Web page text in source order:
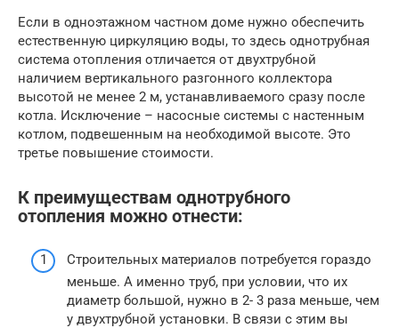
Если в одноэтажном частном доме нужно обеспечить
естественную циркуляцию воды, то здесь однотрубная
система отопления отличается от двухтрубной
наличием вертикального разгонного коллектора
высотой не менее 2 м, устанавливаемого сразу после
котла. Исключение – насосные системы с настенным
котлом, подвешенным на необходимой высоте. Это
третье повышение стоимости.
К преимуществам однотрубного
отопления можно отнести:
Строительных материалов потребуется гораздо
меньше. А именно труб, при условии, что их
диаметр большой, нужно в 2- 3 раза меньше, чем
у двухтрубной установки. В связи с этим вы